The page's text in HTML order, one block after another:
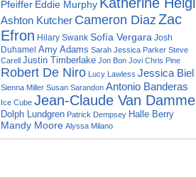
Pfeiffer Eddie Murphy
Ashton Kutcher Cameron DiazZac
Efron Hilary Swank Sofía Vergara Josh
Duhamel Amy Adams Sarah Jessica Parker Steve
Carell Justin Timberlake Jon Bon Jovi Chris Pine
Robert De Niro Lucy Lawless Jessica Biel
Sienna Miller Susan Sarandon Antonio Banderas
Ice Cube Jean-Claude Van Damme
Dolph Lundgren Patrick Dempsey Halle Berry
Mandy Moore Alyssa Milano